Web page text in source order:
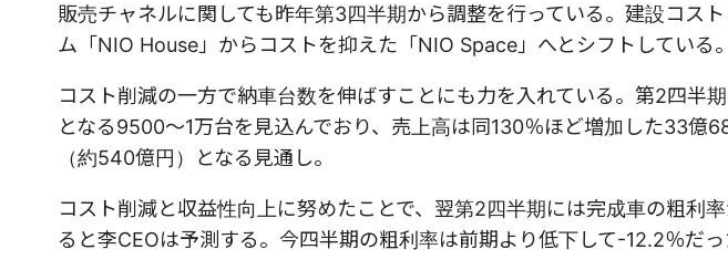
販売チャネルに関しても昨年第3四半期から調整を行っている。建設コス
ム「NIO House」からコストを抑えた「NIO Space」へとシフトしている。
コスト削減の一方で納車台数を伸ばすことにも力を入れている。第2四半
となる9500～1万台を見込んでおり、売上高は同130％ほど増加した33
（約540億円）となる見通し。
コスト削減と収益性向上に努めたことで、翌第2四半期には完成車の粗利
ると李CEOは予測する。今四半期の粗利率は前期より低下して-12.2％だっ